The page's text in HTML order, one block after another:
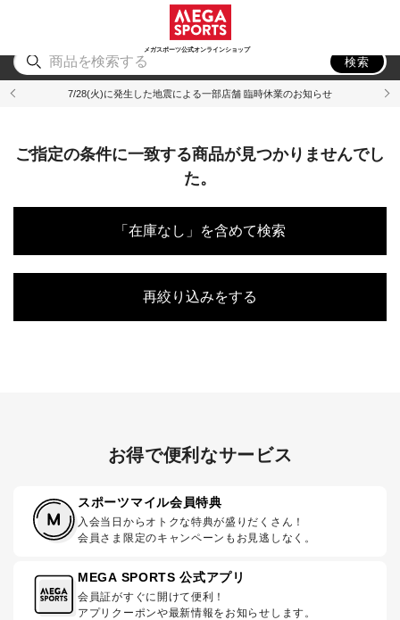
メガスポーツ公式オンラインショップ
アウトドア
検索
7/28(火)に発生した地震による一部店舗 臨時休業のお知らせ
ご指定の条件に一致する商品が見つかりませんでし
た。
「在庫なし」を含めて検索
再絞り込みをする
お得で便利なサービス
スポーツマイル会員特典
入会当日からオトクな特典が盛りだくさん！
会員さま限定のキャンペーンもお見逃しなく。
MEGA SPORTS 公式アプリ
会員証がすぐに開けて便利！
アプリクーポンや最新情報をお知らせします。